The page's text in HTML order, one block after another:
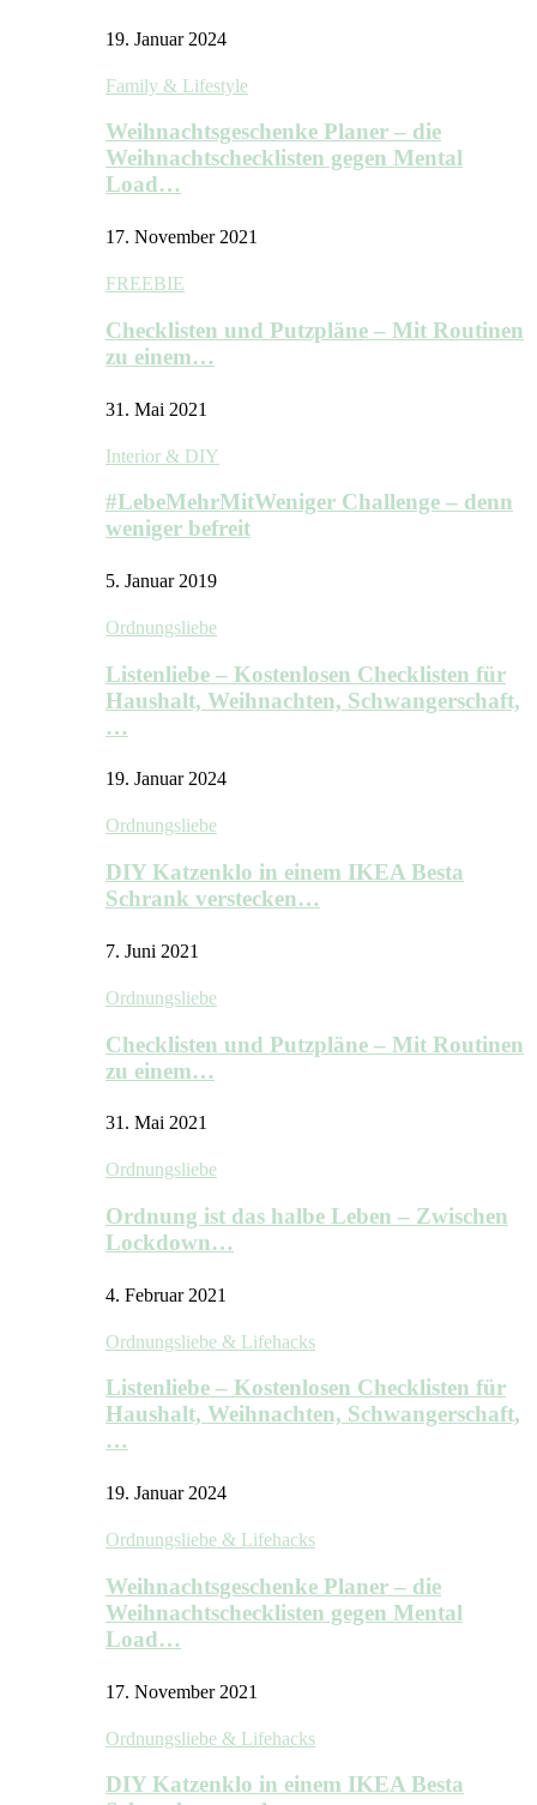
19. Januar 2024
Family & Lifestyle
Weihnachtsgeschenke Planer – die
Weihnachtschecklisten gegen Mental
Load…
17. November 2021
FREEBIE
Checklisten und Putzpläne – Mit Routinen
zu einem…
31. Mai 2021
Interior & DIY
#LebeMehrMitWeniger Challenge – denn
weniger befreit
5. Januar 2019
Ordnungsliebe
Listenliebe – Kostenlosen Checklisten für
Haushalt, Weihnachten, Schwangerschaft,
…
19. Januar 2024
Ordnungsliebe
DIY Katzenklo in einem IKEA Besta
Schrank verstecken…
7. Juni 2021
Ordnungsliebe
Checklisten und Putzpläne – Mit Routinen
zu einem…
31. Mai 2021
Ordnungsliebe
Ordnung ist das halbe Leben – Zwischen
Lockdown…
4. Februar 2021
Ordnungsliebe & Lifehacks
Listenliebe – Kostenlosen Checklisten für
Haushalt, Weihnachten, Schwangerschaft,
…
19. Januar 2024
Ordnungsliebe & Lifehacks
Weihnachtsgeschenke Planer – die
Weihnachtschecklisten gegen Mental
Load…
17. November 2021
Ordnungsliebe & Lifehacks
DIY Katzenklo in einem IKEA Besta